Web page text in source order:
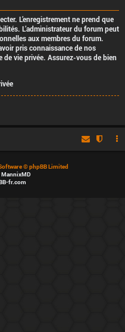
L’enregistrement ne prend que
L’administrateur du forum peut
aux membres du forum.
pris connaissance de nos
vie privée. Assurez-vous de bien
© phpBB Limited
MannixMD
fr.com